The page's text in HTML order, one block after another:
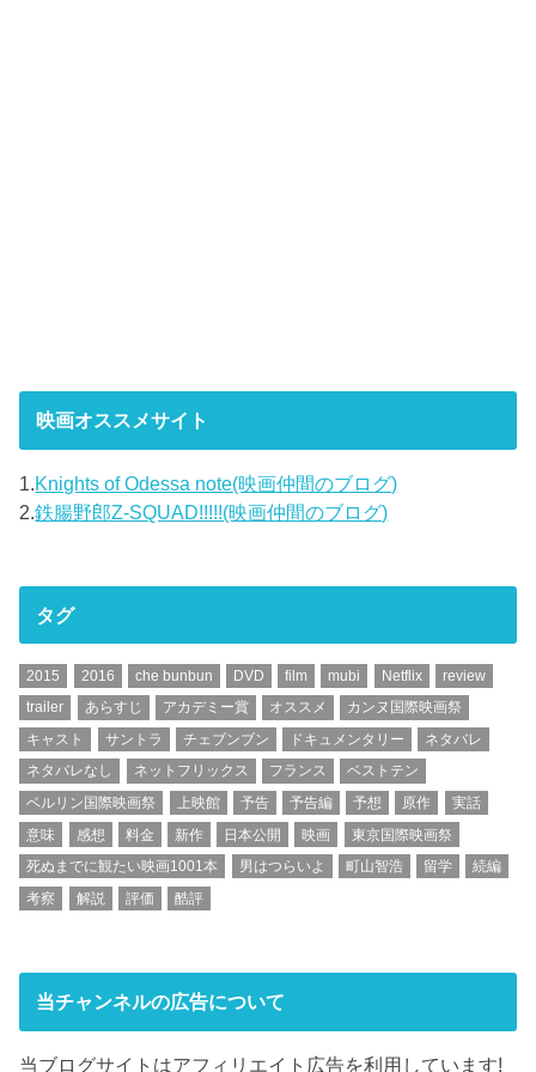
映画オススメサイト
1.Knights of Odessa note(映画仲間のブログ)
2.鉄腸野郎Z-SQUAD!!!!!(映画仲間のブログ)
タグ
2015 2016 che bunbun DVD film mubi Netflix
review
trailer
あらすじ アカデミー賞 オススメ
カンヌ国際映画祭
キャスト
サントラ チェブンブン ドキュメンタリー
ネタバレ
ネタバレなし
ネットフリックス フランス
ベストテン
ベルリン国際映画祭
上映館 予告 予告編 予想 原作
実話
意味
感想 料金 新作 日本公開 映画
東京国際映画祭
死ぬまでに観たい映画1001本
男はつらいよ 町山智浩 留学
続編
考察
解説 評価 酷評
当チャンネルの広告について
当ブログサイトはアフィリエイト広告を利用しています!